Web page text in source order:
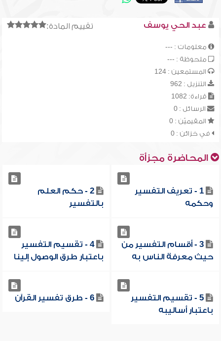
تقييم المادة: عبد الحي يوسف
معلومات : ---
ملحوظة : ---
المستمعين : 124
التنزيل : 962
قراءة: 1082
الرسائل : 0
المقيميّن : 0
في خزائن : 0
المحاضرة مجزأة
1 - تعريف التفسير
وحكمه
2 - حكم العلم
بالتفسير
3 - أقسام التفسير من
حيث معرفة الناس به
4 - تقسيم التفسير
باعتبار طرق الوصول إلينا
5 - تقسيم التفسير
باعتبار أساليبه
6 - طرق تفسير القرآن